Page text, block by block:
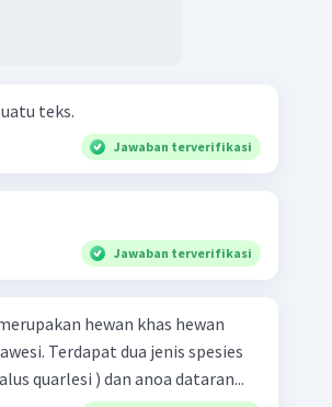
teks.
Jawaban terverifikasi
Jawaban terverifikasi
Terdapat dua jenis spesies
quarlesi ) dan anoa dataran...